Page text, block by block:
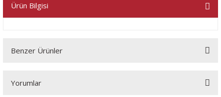
Ürün Bilgisi
Benzer Ürünler
Yorumlar